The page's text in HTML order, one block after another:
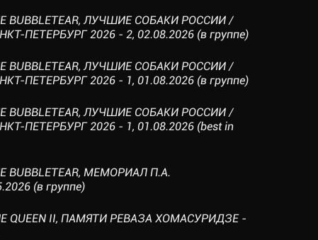
BUBBLETEAR, ЛУЧШИЕ СОБАКИ РОССИИ /
ПЕТЕРБУРГ 2026 - 2, 02.08.2026 (в группе)
BUBBLETEAR, ЛУЧШИЕ СОБАКИ РОССИИ /
ПЕТЕРБУРГ 2026 - 1, 01.08.2026 (в группе)
BUBBLETEAR, ЛУЧШИЕ СОБАКИ РОССИИ /
ПЕТЕРБУРГ 2026 - 1, 01.08.2026 (best in
BUBBLETEAR, МЕМОРИАЛ П.А.
(в группе)
QUEEN II, ПАМЯТИ РЕВАЗА ХОМАСУРИДЗЕ -